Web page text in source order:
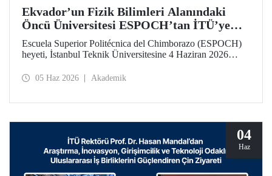
Ekvador’un Fizik Bilimleri Alanındaki
Öncü Üniversitesi ESPOCH’tan İTÜ’ye
Ziyaret
Escuela Superior Politécnica del Chimborazo (ESPOCH)
heyeti, İstanbul Teknik Üniversitesine 4 Haziran 2026
05 Haz 2026 Akademik
04
Haz